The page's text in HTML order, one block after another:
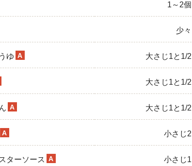
1～2個
少々
ゆ A 大さじ1と1/2
大さじ1と1/2
A 大さじ1と1/2
A 小さじ2
ターソース A 小さじ1